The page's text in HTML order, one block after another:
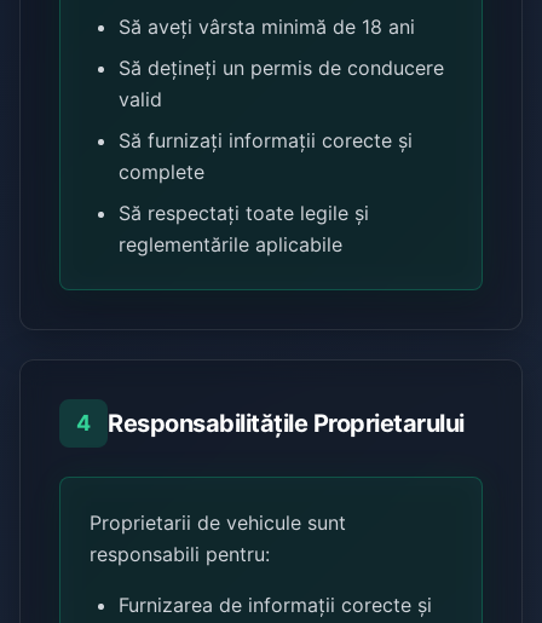
Să aveți vârsta minimă de 18 ani
Să dețineți un permis de conducere
valid
Să furnizați informații corecte și
complete
Să respectați toate legile și
reglementările aplicabile
4 Responsabilitățile Proprietarului
Proprietarii de vehicule sunt
responsabili pentru:
Furnizarea de informații corecte și